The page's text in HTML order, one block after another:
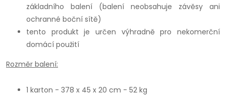
základního balení (balení neobsahuje závěsy ani
ochranné boční sítě)
tento produkt je určen výhradně pro nekomerční
domácí použití
Rozměr balení:
1 karton - 378 x 45 x 20 cm - 52 kg